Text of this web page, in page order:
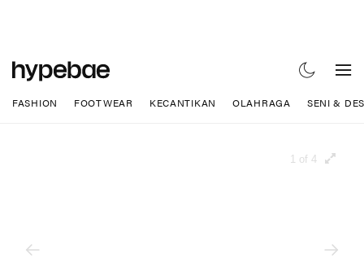
FASHION FOOTWEAR KECANTIKAN OLAHRAGA SENI &
1 of 4